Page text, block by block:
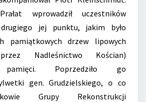
wprowadził uczestników
jej punktu, jakim było
pamiątkowych drzew lipowych
Nadleśnictwo Kościan)
pamięci. Poprzedziło go
gen. Grudzielskiego, o co
Grupy Rekonstrukcji